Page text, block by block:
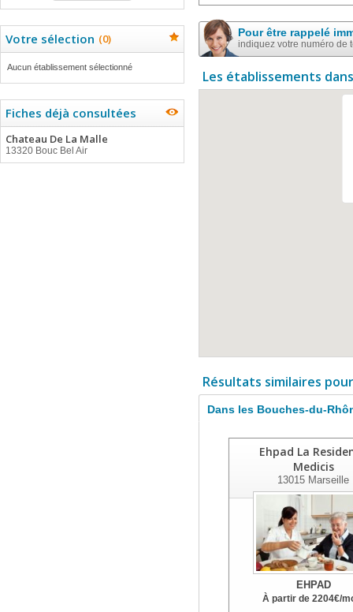
Votre sélection (0)
Aucun établissement sélectionné
Fiches déjà consultées
Chateau De La Malle
13320 Bouc Bel Air
Pour être rappelé
indiquez votre numéro de
Les établissements
Résultats similaires
Dans les Bouches-du-
Ehpad La
Medicis
13015 Marseille
EHPAD
À partir de 2204€/